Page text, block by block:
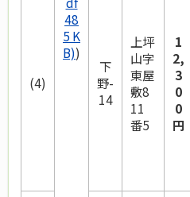
48
5 K
B))
(4)
下
野-
14
上坪
山字
東屋
敷8
11
番5
1
2,
3
0
0
円